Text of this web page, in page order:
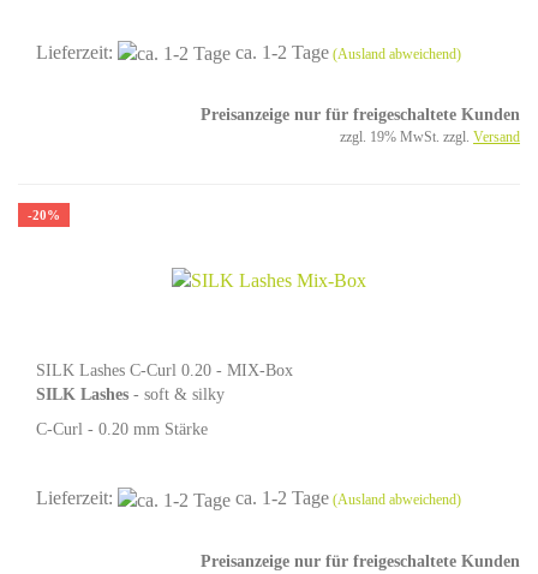
Lieferzeit: ca. 1-2 Tage (Ausland abweichend)
Preisanzeige nur für freigeschaltete Kunden
zzgl. 19% MwSt. zzgl. Versand
-20%
SILK Lashes C-Curl 0.20 - MIX-Box
SILK Lashes - soft & silky
C-Curl - 0.20 mm Stärke
Lieferzeit: ca. 1-2 Tage (Ausland abweichend)
Preisanzeige nur für freigeschaltete Kunden